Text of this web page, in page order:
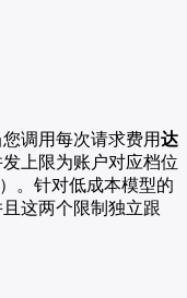
调用每次请求费用达
上限为账户对应档位
。针对低成本模型的
这两个限制独立跟